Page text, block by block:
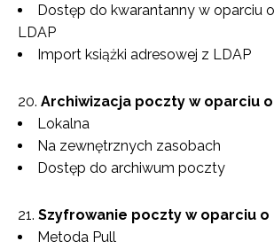
Dostęp do kwarantanny w oparciu
LDAP
Import książki adresowej z LDAP
Archiwizacja poczty w oparciu
Lokalna
Na zewnętrznych zasobach
Dostęp do archiwum poczty
Szyfrowanie poczty w oparciu o
Metoda Pull